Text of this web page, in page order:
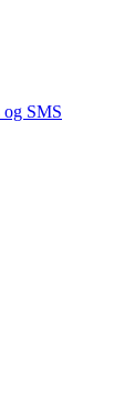
og SMS